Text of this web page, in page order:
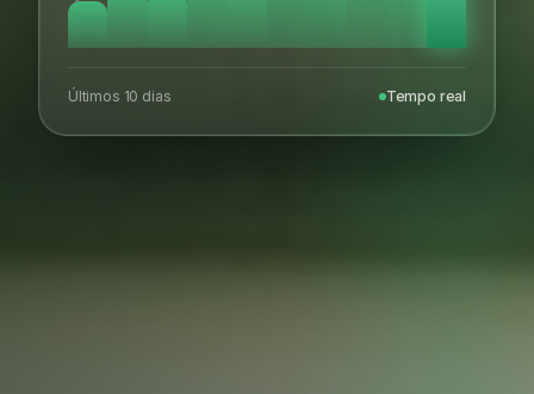
Últimos 10 dias Tempo real